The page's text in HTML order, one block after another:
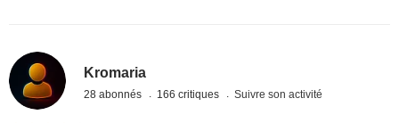
Kromaria
28 abonnés 166 critiques Suivre son activité